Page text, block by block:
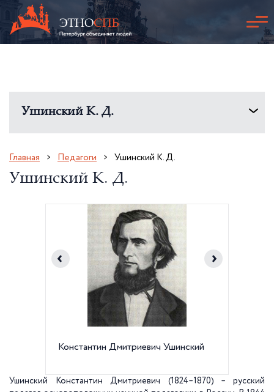
Ушинский К. Д.
Главная Педагоги Ушинский К. Д.
Ушинский К. Д.
Константин Дмитриевич Ушинский
Ушинский Константин Дмитриевич (1824–1870) – русский